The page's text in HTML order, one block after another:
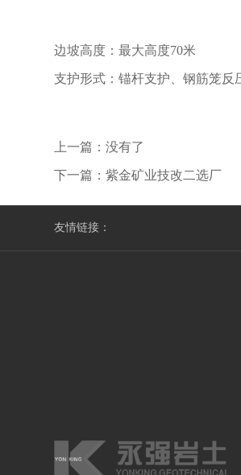
边坡高度：最大高度70米
支护形式：锚杆支护、钢筋笼反
上一篇：没有了
下一篇：紫金矿业技改二选厂
友情链接：